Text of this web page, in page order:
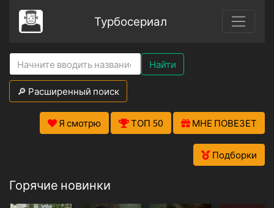
Турбосериал
Найти
🔎 Расширенный поиск
Я смотрю ТОП 50 МНЕ ПОВЕЗЕТ
Подборки
Горячие новинки